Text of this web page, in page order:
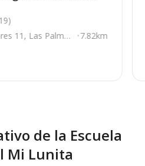
11, Las Palmas
7.82km
de la Escuela
Mi Lunita